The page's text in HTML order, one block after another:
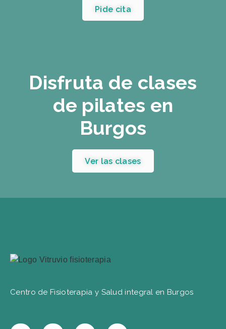
Pide cita
Disfruta de clases
de pilates en
Burgos
Ver las clases
Centro de Fisioterapia y Salud integral en Burgos